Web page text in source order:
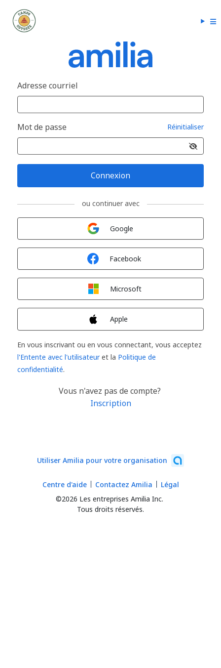
Adresse courriel
Mot de passe Réinitialiser
Connexion
ou continuer avec
Google
Facebook
Microsoft
Apple
En vous inscrivant ou en vous connectant, vous acceptez
l'Entente avec l'utilisateuret la Politique de
confidentialité.
Vous n'avez pas de compte?
Inscription
Utiliser Amilia pour votre organisation
©2026 Les entreprises Amilia Inc.
Tous droits réservés.
Centre d'aide Contactez Amilia Légal